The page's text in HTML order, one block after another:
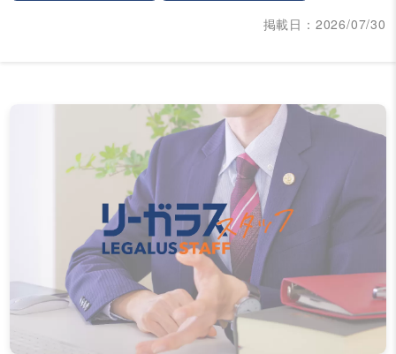
掲載日：2026/07/30